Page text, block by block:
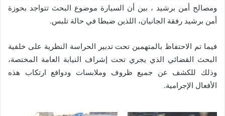
ومصالح أمن برشيد ، بين أن السيارة موضوع البحث تتواجد بحوزة
أمن برشيد رفقة الجانيان، اللذين ضبطا في حالة تلبس.
فيما تم الاحتفاظ بالمتهمين تحت تدبير الحراسة النظرية على خلفية
البحث القضائي الذي يجري تحت إشراف النيابة العامة المختصة،
وذلك للكشف عن جميع ظروف وملابسات ودوافع ارتكاب هذه
الأفعال الإجرامية.